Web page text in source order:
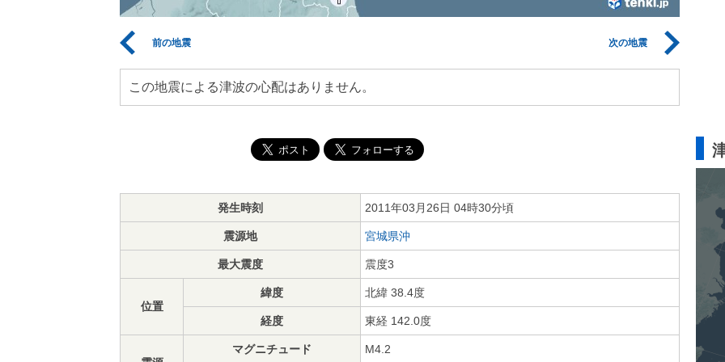
前の地震 次の地震
この地震による津波の心配はありません。
発生時刻 2011年03月26日 04時30分頃
震源地 宮城県沖
最大震度 震度3
位置
緯度 北緯 38.4度
経度 東経 142.0度
マグニチュード M4.2